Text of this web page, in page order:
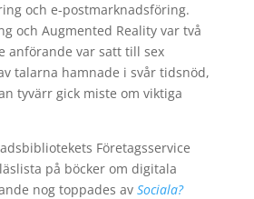
och e-postmarknadsföring.
och Augmented Reality var två
anförande var satt till sex
talarna hamnade i svår tidsnöd,
tyvärr gick miste om viktiga
Företagsservice
på böcker om digitala
nog toppades avSociala?